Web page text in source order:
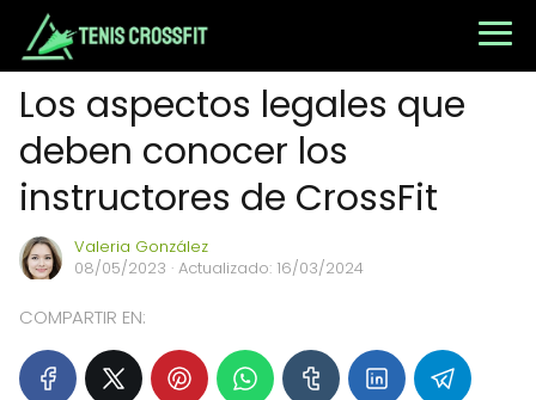
Los aspectos legales que
deben conocer los
instructores de CrossFit
Valeria González
08/05/2023 · Actualizado: 16/03/2024
COMPARTIR EN: